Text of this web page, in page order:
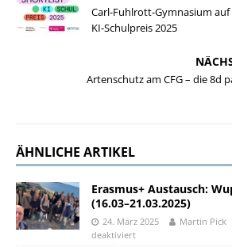
Carl-Fuhlrott-Gymnasium
KI-Schulpreis 2025
Artenschutz am CFG – die 8d
ÄHNLICHE ARTIKEL
Erasmus+ Austausch:
(16.03–21.03.2025)
24. März 2025 Martin Pick
deaktiviert